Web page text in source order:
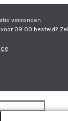
verzonden
09:00 besteld?